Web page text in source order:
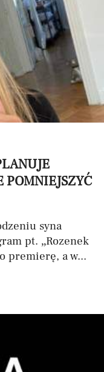
POMNIEJSZYĆ
syna
pt. „Rozenek
premierę, a w...